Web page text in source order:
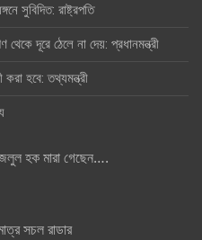
সুবিদিত: রাষ্ট্রপতি
দূরে ঠেলে না দেয়: প্রধানমন্ত্রী
হবে: তথ্যমন্ত্রী
হক মারা গেছেন….
সচল রাডার